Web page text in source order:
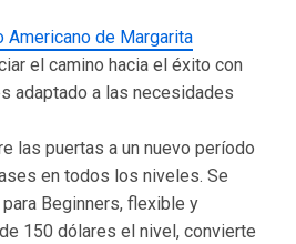
Americano de Margarita
el camino hacia el éxito con
adaptado a las necesidades
las puertas a un nuevo período
en todos los niveles. Se
Beginners, flexible y
150 dólares el nivel, convierte